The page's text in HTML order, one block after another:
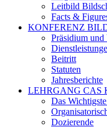
Leitbild
Facts &
KONFERENZ
Präsidium und
Beitritt
Statuten
Jahresberichte
LEHRGANG CAS
Das
Dozierende